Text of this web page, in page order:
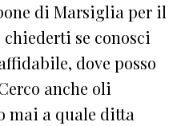
di Marsiglia per il
se conosci
dove posso
anche oli
mai a quale ditta